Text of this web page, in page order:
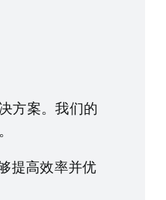
方案。我们的
提高效率并优